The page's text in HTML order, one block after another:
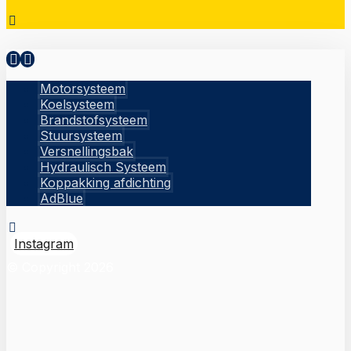
Motorsysteem
Koelsysteem
Brandstofsysteem
Stuursysteem
Versnellingsbak
Hydraulisch Systeem
Koppakking afdichting
AdBlue
Instagram